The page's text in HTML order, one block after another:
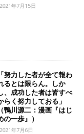
2021年7月15日
「努力した者が全て報わ
るとは限らん。しか
、成功した者は皆すべ
らく努力しておる」
（鴨川源二：漫画『はじ
の一歩』）
2021年7月6日